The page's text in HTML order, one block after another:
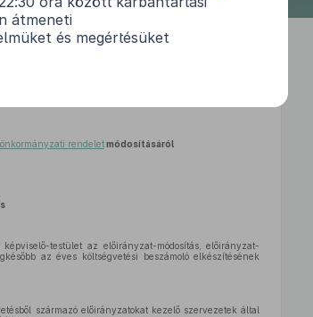
rendeletmódosításáról
testület az előirányzat-módosítás, előirányzat-
az éves költségvetési beszámoló elkészítésének
származó előirányzatokat kezelő szervezetek által
átmeneti
és megértésüket